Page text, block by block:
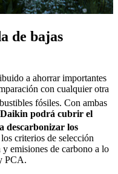
de bajas
a ahorrar importantes
con cualquier otra
fósiles. Con ambas
Daikin podrá cubrir el
descarbonizar los
criterios de selección
emisiones de carbono a lo
PCA.